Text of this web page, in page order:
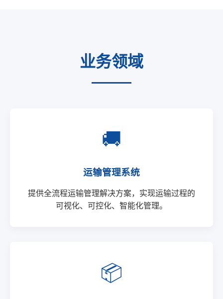
业务领域
🚚
运输管理系统
提供全流程运输管理解决方案，实现运输过程的
可视化、可控化、智能化管理。
📦